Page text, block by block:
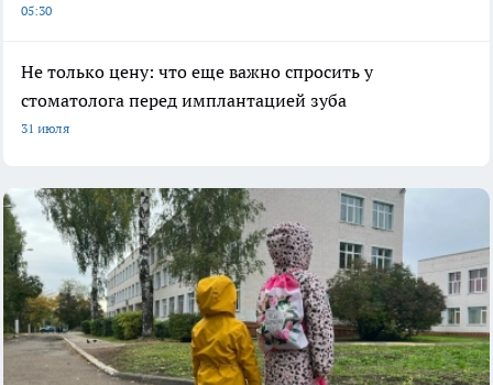
05:30
Не только цену: что еще важно спросить у
стоматолога перед имплантацией зуба
31 июля